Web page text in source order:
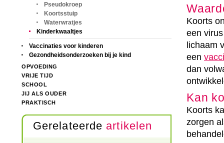
Pseudokroep
Koortsstuip
Waterwratjes
Kinderkwaaltjes
Vaccinaties voor kinderen
Gezondheidsonderzoeken bij je kind
OPVOEDING
VRIJE TIJD
SCHOOL
JIJ ALS OUDER
PRAKTISCH
Gerelateerde artikelen
Koorts
een
lichaam
een
dan
Kan
Koorts
zorgen